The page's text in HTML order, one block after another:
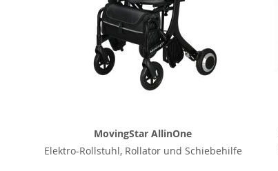
MovingStar AllinOne
Elektro-Rollstuhl, Rollator und Schiebehilfe